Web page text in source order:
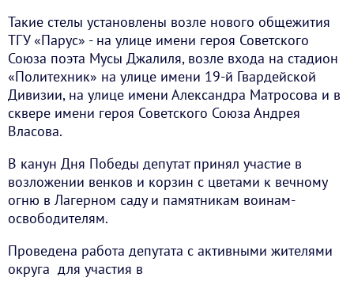
Такие стелы установлены возле нового общежития
ТГУ «Парус» - на улице имени героя Советского
Союза поэта Мусы Джалиля, возле входа на стадион
«Политехник» на улице имени 19-й Гвардейской
Дивизии, на улице имени Александра Матросова и в
сквере имени героя Советского Союза Андрея
Власова.
В канун Дня Победы депутат принял участие в
возложении венков и корзин с цветами к вечному
огню в Лагерном саду и памятникам воинам-
освободителям.
Проведена работа депутата с активными жителями
округа для участия в